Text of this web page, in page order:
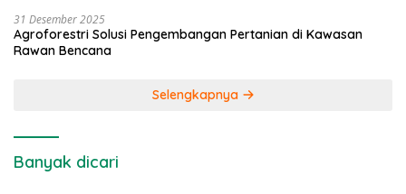
31 Desember 2025
Agroforestri Solusi Pengembangan Pertanian di Kawasan
Rawan Bencana
Selengkapnya
Banyak dicari